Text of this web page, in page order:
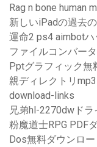
Rag n bone human
新しいiPadの過去
運命2 ps4 aimbot
ファイルコンバー
Pptグラフィック無
親ディレクトリ
download-links
兄弟hl-2270dwド
粉魔道士RPG PDF
Dos無料ダウンロ